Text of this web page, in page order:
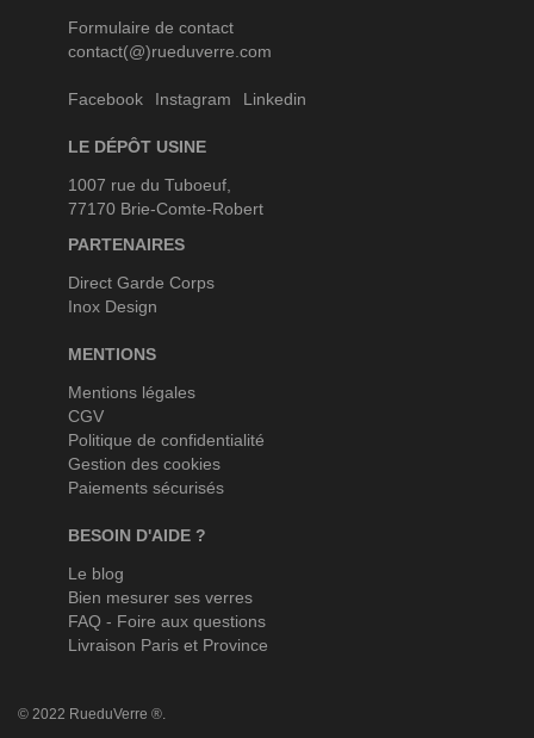
Formulaire de contact
contact(@)rueduverre.com
Facebook Instagram Linkedin
LE DÉPÔT USINE
1007 rue du Tuboeuf,
77170 Brie-Comte-Robert
PARTENAIRES
Direct Garde Corps
Inox Design
MENTIONS
Mentions légales
CGV
Politique de confidentialité
Gestion des cookies
Paiements sécurisés
BESOIN D'AIDE ?
Le blog
Bien mesurer ses verres
FAQ - Foire aux questions
Livraison Paris et Province
© 2022 RueduVerre ®.